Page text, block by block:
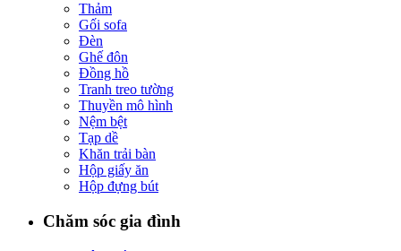
Thảm
Gối sofa
Đèn
Ghế đôn
Đồng hồ
Tranh treo tường
Thuyền mô hình
Nệm bệt
Tạp dề
Khăn trải bàn
Hộp giấy ăn
Hộp đựng bút
Chăm sóc gia đình